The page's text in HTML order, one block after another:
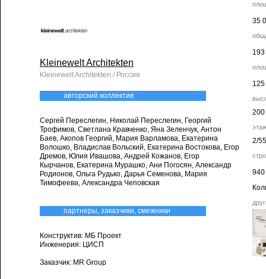
35
2/55
Kleinewelt Architekten
Kleinewelt Architekten / Россия
авторский коллектив
Сергей Переслегин, Николай Переслегин, Георгий
Трофимов, Светлана Кравченко, Яна Зеленчук, Антон
Баев, Акопов Георгий, Мария Варламова, Екатерина
Волошко, Владислав Вольский, Екатерина Востокова, Егор
Дремов, Юлия Ивашова, Андрей Кожанов, Егор
Кырчанов, Екатерина Мурашко, Ани Погосян, Александр
Родионов, Ольга Рудько, Дарья Семенова, Мария
Тимофеева, Александра Чеповская
партнеры, заказчики, смежники
Конструктив: МБ Проект
Инженерия: ЦИСП
Заказчик: MR Group